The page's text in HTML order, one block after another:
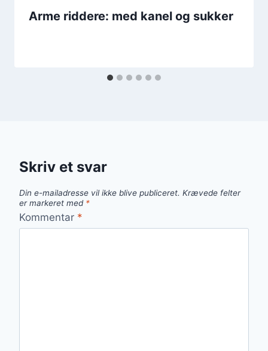
Arme riddere: med kanel og sukker
Skriv et svar
Din e-mailadresse vil ikke blive publiceret. Krævede felter
er markeret med *
Kommentar *